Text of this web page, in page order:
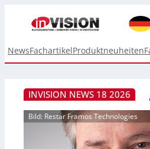
NewsFachartikelProduktneuheiten
INVISION NEWS 18 2026
Bild: Restar Framos Technologies